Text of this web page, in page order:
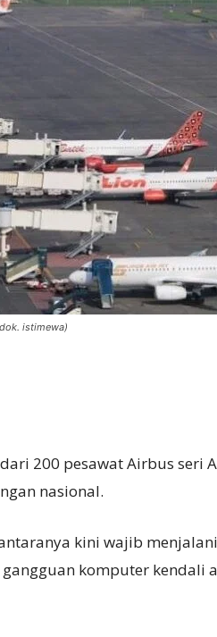
istimewa)
200 pesawat Airbus seri
nasional.
kini wajib
komputer kendali